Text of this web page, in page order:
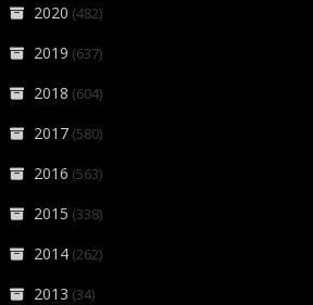
2020 (482)
2019 (637)
2018 (604)
2017 (580)
2016 (563)
2015 (338)
2014 (262)
2013 (34)